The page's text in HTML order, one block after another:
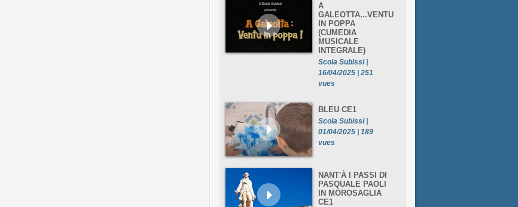
A
GALEOTTA...VENTU
IN POPPA
(CUMEDIA
MUSICALE
INTEGRALE)
Scola Subissi |
16/04/2025 | 251
vues
BLEU CE1
Scola Subissi |
01/04/2025 | 189
vues
NANT'À I PASSI DI
PASQUALE PAOLI
IN MOROSAGLIA
CE1